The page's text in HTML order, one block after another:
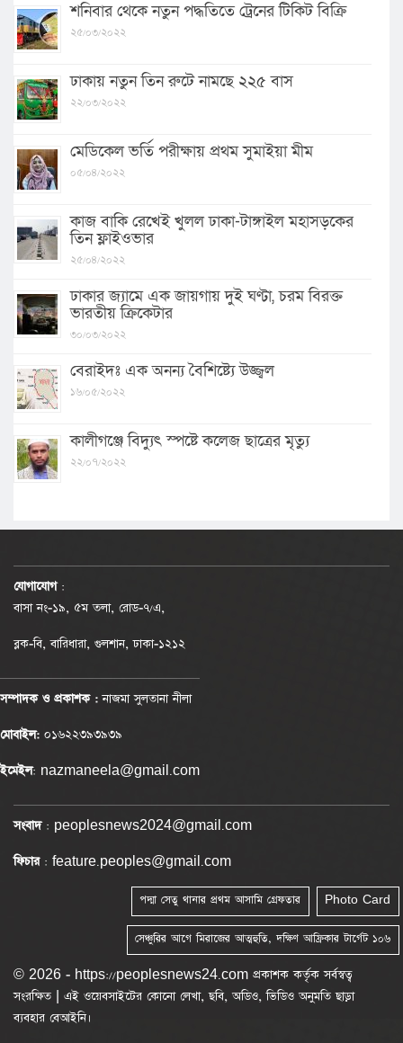
শনিবার থেকে নতুন পদ্ধতিতে ট্রেনের টিকিট বিক্রি
২৫/০৩/২০২২
ঢাকায় নতুন তিন রুটে নামছে ২২৫ বাস
২২/০৩/২০২২
মেডিকেল ভর্তি পরীক্ষায় প্রথম সুমাইয়া মীম
০৫/০৪/২০২২
কাজ বাকি রেখেই খুলল ঢাকা-টাঙ্গাইল মহাসড়কের
তিন ফ্লাইওভার
২৫/০৪/২০২২
ঢাকার জ্যামে এক জায়গায় দুই ঘণ্টা, চরম বিরক্ত
ভারতীয় ক্রিকেটার
৩০/০৩/২০২২
বেরাইদঃ এক অনন্য বৈশিষ্ট্যে উজ্জ্বল
১৬/০৫/২০২২
কালীগঞ্জে বিদ্যুৎ স্পষ্টে কলেজ ছাত্রের মৃত্যু
২২/০৭/২০২২
যোগাযোগ :
বাসা নং-১৯, ৫ম তলা, রোড-৭/এ,
ব্লক-বি, বারিধারা, গুলশান, ঢাকা-১২১২
সম্পাদক ও প্রকাশক :নাজমা সুলতানা নীলা
মোবাইল: ০১৬২২৩৯৩৯৩৯
ইমেইল: nazmaneela@gmail.com
সংবাদ: peoplesnews2024@gmail.com
ফিচার: feature.peoples@gmail.com
Photo Card
পদ্মা সেতু থানার প্রথম আসামি গ্রেফতার
সেঞ্চুরির আগে মিরাজের আত্মহুতি, দক্ষিণ আফ্রিকার টার্গেট ১০৬
© 2026 - https://peoplesnews24.com প্রকাশক কর্তৃক সর্বস্বত্ব
সংরক্ষিত | এই ওয়েবসাইটের কোনো লেখা, ছবি, অডিও, ভিডিও অনুমতি ছাড়া
ব্যবহার বেআইনি।